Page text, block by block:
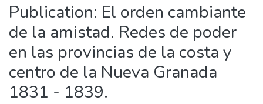
Publication: El orden cambiante
de la amistad. Redes de poder
en las provincias de la costa y
centro de la Nueva Granada
1831 - 1839.